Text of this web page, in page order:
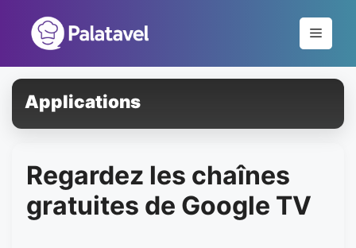
conteúdo
Menu
Applications
Regardez les chaînes
gratuites de Google TV